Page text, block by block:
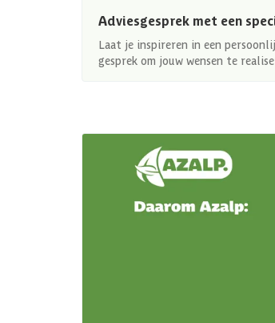
Adviesgesprek met een
Laat je inspireren in een
gesprek om jouw wensen te